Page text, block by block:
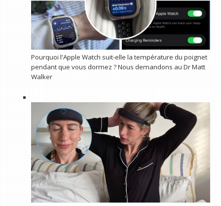
Pourquoi l'Apple Watch suit-elle la température du poignet
pendant que vous dormez ? Nous demandons au Dr Matt
Walker